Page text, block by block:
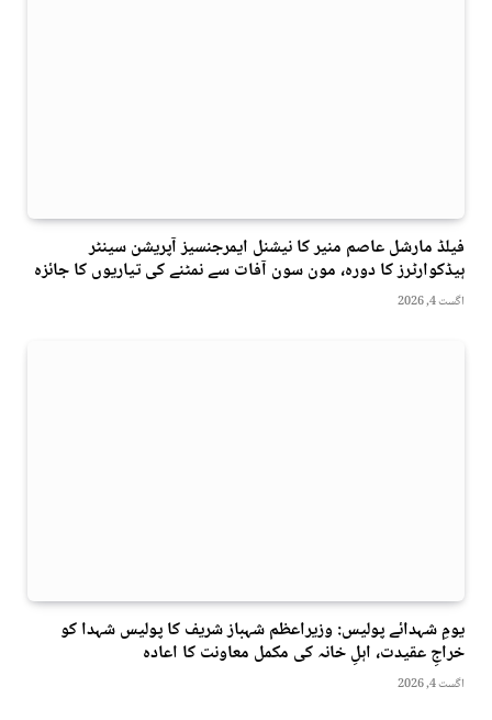
فیلڈ مارشل عاصم منیر کا نیشنل ایمرجنسیز آپریشن سینٹر
ہیڈکوارٹرز کا دورہ، مون سون آفات سے نمٹنے کی تیاریوں کا جائزہ
اگست 4, 2026
یومِ شہدائے پولیس: وزیراعظم شہباز شریف کا پولیس شہدا کو
خراجِ عقیدت، اہلِ خانہ کی مکمل معاونت کا اعادہ
اگست 4, 2026